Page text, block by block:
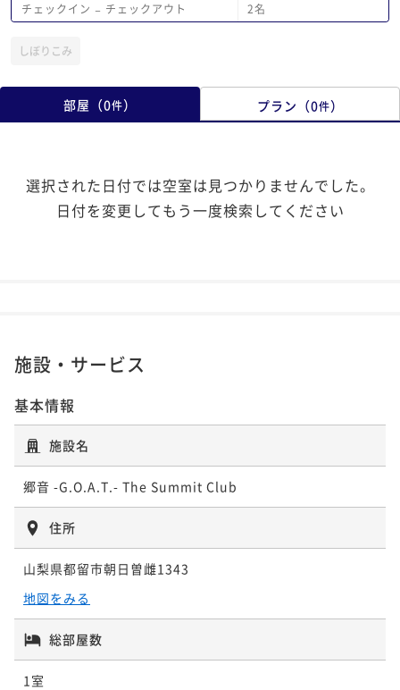
チェックイン − チェックアウト 2名
しぼりこみ
部屋 （0件） プラン （0件）
選択された日付では空室は見つかりませんでした。
日付を変更してもう一度検索してください
施設・サービス
基本情報
施設名
郷音 -G.O.A.T.- The Summit Club
住所
山梨県都留市朝日曽雌1343
地図をみる
総部屋数
1室